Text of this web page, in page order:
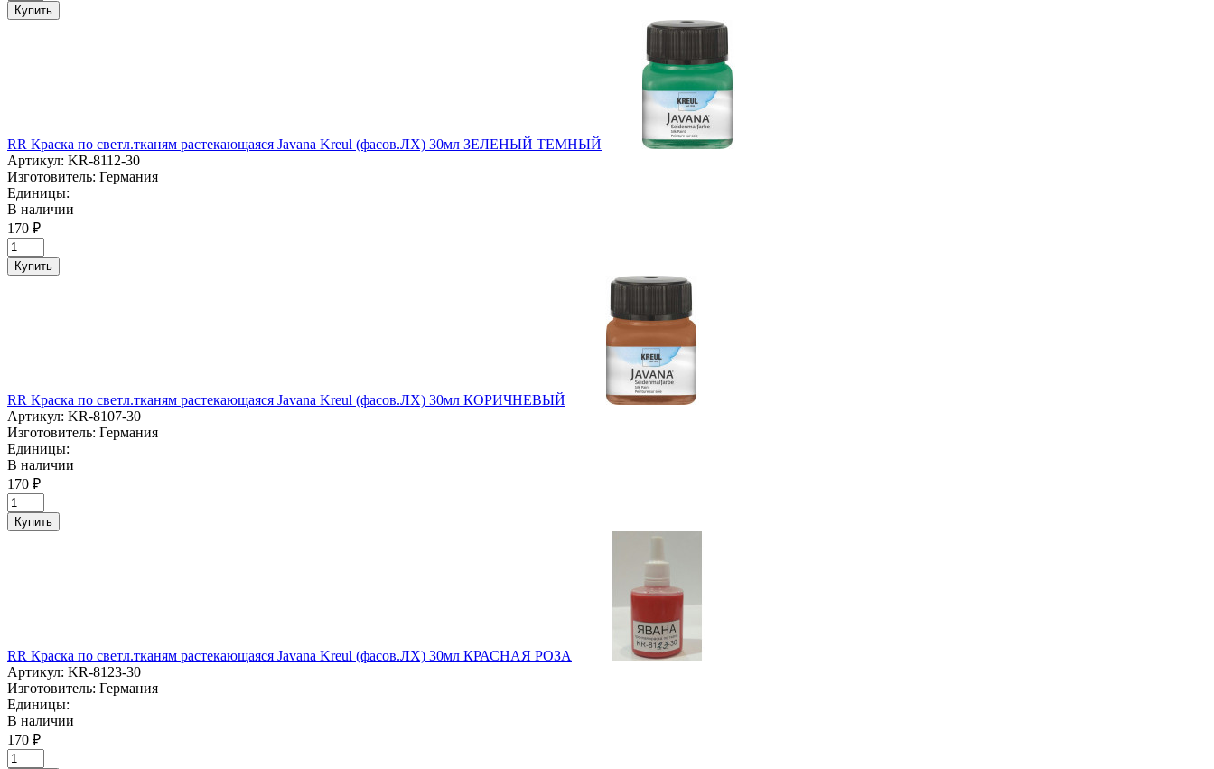
Купить
RR Краска по светл.тканям растекающаяся Javana Kreul (фасов.ЛХ) 30мл ЗЕЛЕНЫЙ ТЕМНЫЙ
Артикул: KR-8112-30
Изготовитель: Германия
Единицы:
В наличии
170 ₽
Купить
RR Краска по светл.тканям растекающаяся Javana Kreul (фасов.ЛХ) 30мл КОРИЧНЕВЫЙ
Артикул: KR-8107-30
Изготовитель: Германия
Единицы:
В наличии
170 ₽
Купить
RR Краска по светл.тканям растекающаяся Javana Kreul (фасов.ЛХ) 30мл КРАСНАЯ РОЗА
Артикул: KR-8123-30
Изготовитель: Германия
Единицы:
В наличии
170 ₽